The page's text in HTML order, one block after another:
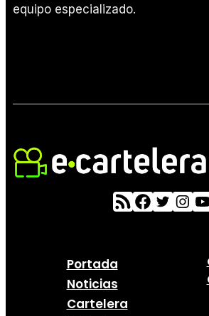
equipo especializado.
Portada
Noticias
Cartelera